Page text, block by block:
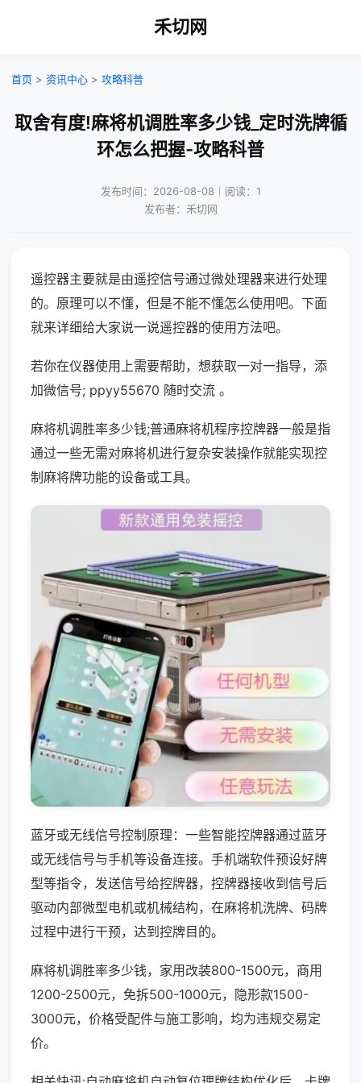
禾切网
首页 > 资讯中心 > 攻略科普
取舍有度!麻将机调胜率多少钱_定时洗牌循
环怎么把握-攻略科普
发布时间：2026-08-08｜阅读：1
发布者：禾切网
遥控器主要就是由遥控信号通过微处理器来进行处理
的。原理可以不懂，但是不能不懂怎么使用吧。下面
就来详细给大家说一说遥控器的使用方法吧。
若你在仪器使用上需要帮助，想获取一对一指导，添
加微信号; ppyy55670 随时交流 。
麻将机调胜率多少钱;普通麻将机程序控牌器一般是指
通过一些无需对麻将机进行复杂安装操作就能实现控
制麻将牌功能的设备或工具。
蓝牙或无线信号控制原理：一些智能控牌器通过蓝牙
或无线信号与手机等设备连接。手机端软件预设好牌
型等指令，发送信号给控牌器，控牌器接收到信号后
驱动内部微型电机或机械结构，在麻将机洗牌、码牌
过程中进行干预，达到控牌目的。
麻将机调胜率多少钱，家用改装800-1500元，商用
1200-2500元，免拆500-1000元，隐形款1500-
3000元，价格受配件与施工影响，均为违规交易定
价。